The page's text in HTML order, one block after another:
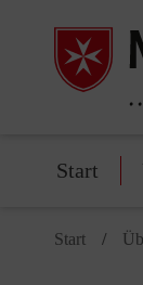
Start
Start